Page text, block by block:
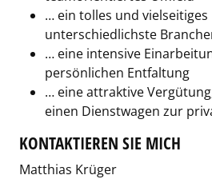
… ein tolles und
unterschiedlichste
… eine intensive
persönlichen Entfaltung
… eine attraktive
einen Dienstwagen zur
KONTAKTIEREN SIE MICH
Matthias Krüger